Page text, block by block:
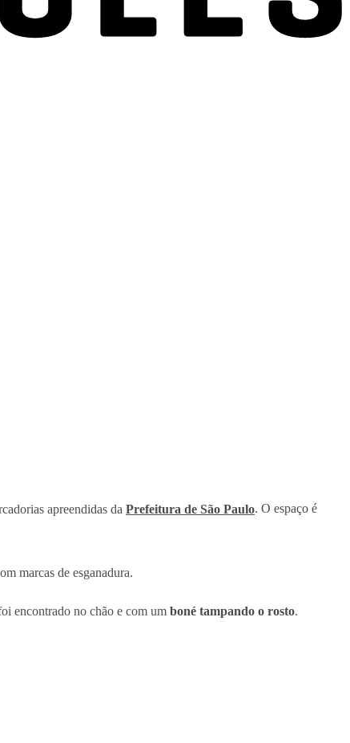
apreendidas da Prefeitura de São Paulo. O espaço é
marcas de esganadura.
encontrado no chão e com um boné tampando o rosto.